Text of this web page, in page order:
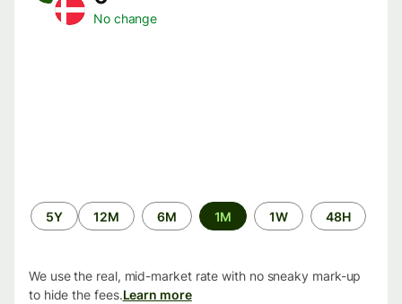
No change
الفترة
الزمنية
48H
1W
1M
6M
12M
5Y
We use the real, mid-market rate with no sneaky mark-up
to hide the fees.Learn more